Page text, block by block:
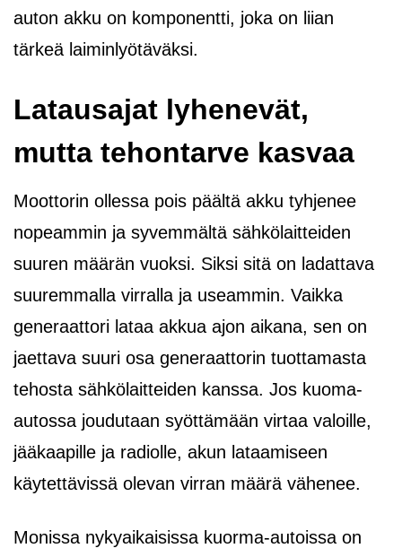
auton akku on komponentti, joka on liian
tärkeä laiminlyötäväksi.
Latausajat lyhenevät,
mutta tehontarve kasvaa
Moottorin ollessa pois päältä akku tyhjenee
nopeammin ja syvemmältä sähkölaitteiden
suuren määrän vuoksi. Siksi sitä on ladattava
suuremmalla virralla ja useammin. Vaikka
generaattori lataa akkua ajon aikana, sen on
jaettava suuri osa generaattorin tuottamasta
tehosta sähkölaitteiden kanssa. Jos kuoma-
autossa joudutaan syöttämään virtaa valoille,
jääkaapille ja radiolle, akun lataamiseen
käytettävissä olevan virran määrä vähenee.
Monissa nykyaikaisissa kuorma-autoissa on